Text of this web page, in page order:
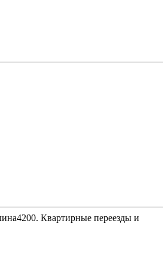
Квартирные переезды и